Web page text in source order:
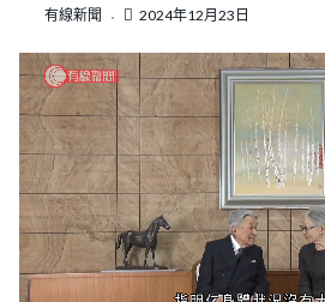
有線新聞 2024年12月23日